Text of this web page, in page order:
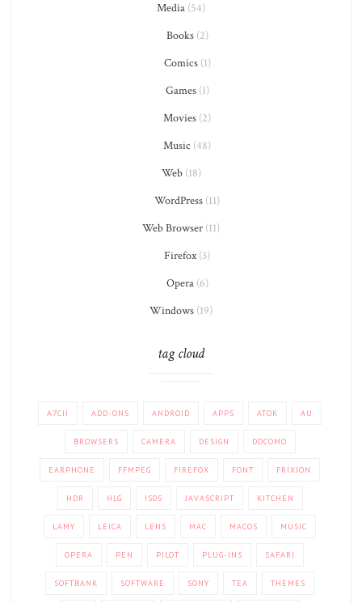
Media (54)
Books(2)
Comics(1)
Games(1)
Movies (2)
Music (48)
Web(18)
WordPress (11)
Web Browser (11)
Firefox(3)
Opera(6)
Windows (19)
tag cloud
A7CII ADD-ONS ANDROID APPS ATOK AU
BROWSERS CAMERA DESIGN DOCOMO
EARPHONE FFMPEG FIREFOX FONT FRIXION
HDR HLG IS05 JAVASCRIPT KITCHEN
LAMY LEICA LENS MAC MACOS MUSIC
OPERA PEN PILOT PLUG-INS SAFARI
SOFTBANK SOFTWARE SONY TEA THEMES